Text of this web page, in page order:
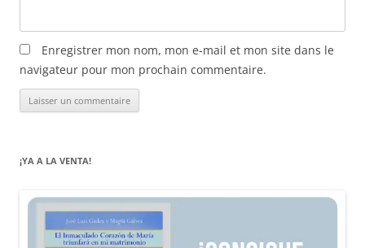
Enregistrer mon nom, mon e-mail et mon site dans le
navigateur pour mon prochain commentaire.
¡YA A LA VENTA!